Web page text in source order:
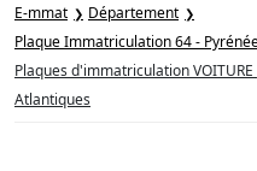
E-mmat
Département
Plaque Immatriculation 64 -
Plaques d'immatriculation
Atlantiques